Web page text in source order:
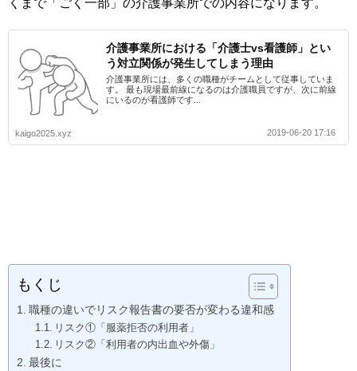
くまで「ごく一部」の介護事業所での内容になります。
介護事業所における「介護士vs看護師」とい
う対立関係が発生してしまう理由
介護事業所には、多くの職種がチームとして従事していま
す。 最も現場最前線になるのは介護職員ですが、次に前線
にいるのが看護師です...
kaigo2025.xyz 2019-06-20 17:16
もくじ
職種の違いでリスク報告書の要否が変わる違和感
リスク①「服薬拒否の利用者」
リスク②「利用者の内出血や外傷」
最後に